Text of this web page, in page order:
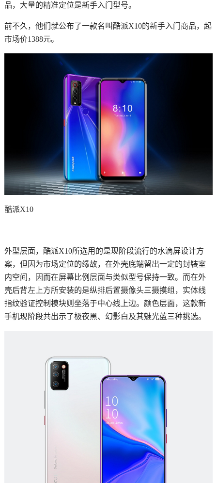
品，大量的精准定位是新手入门型号。
前不久，他们就公布了一款名叫酷派X10的新手入门商品，起
市场价1388元。
酷派X10
外型层面，酷派X10所选用的是现阶段流行的水滴屏设计方
案，但因为市场定位的缘故，在外壳底端留出一定的封裝室
内空间，因而在屏幕比例层面与类似型号保持一致。而在外
壳后背左上方所安装的是纵排后置摄像头三摄摸组，实体线
指纹验证控制模块则坐落于中心线上边。颜色层面，这款新
手机现阶段共出示了极夜黑、幻影白及其魅光蓝三种挑选。